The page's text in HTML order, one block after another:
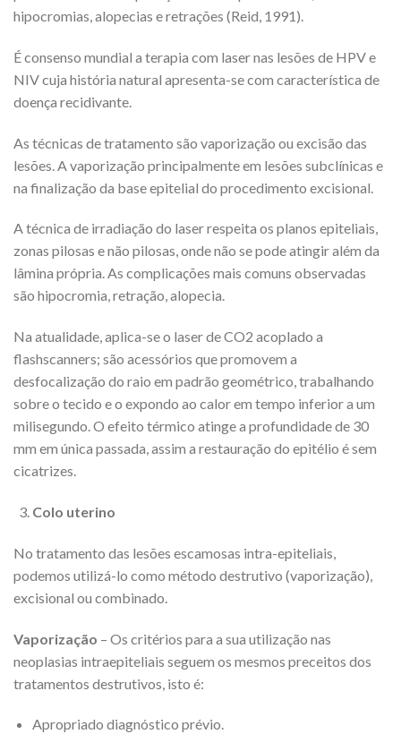
hipocromias, alopecias e retrações (Reid, 1991).
É consenso mundial a terapia com laser nas lesões de HPV e
NIV cuja história natural apresenta-se com característica de
doença recidivante.
As técnicas de tratamento são vaporização ou excisão das
lesões. A vaporização principalmente em lesões subclínicas e
na finalização da base epitelial do procedimento excisional.
A técnica de irradiação do laser respeita os planos epiteliais,
zonas pilosas e não pilosas, onde não se pode atingir além da
lâmina própria. As complicações mais comuns observadas
são hipocromia, retração, alopecia.
Na atualidade, aplica-se o laser de CO2 acoplado a
flashscanners; são acessórios que promovem a
desfocalização do raio em padrão geométrico, trabalhando
sobre o tecido e o expondo ao calor em tempo inferior a um
milisegundo. O efeito térmico atinge a profundidade de 30
mm em única passada, assim a restauração do epitélio é sem
cicatrizes.
Colo uterino
No tratamento das lesões escamosas intra-epiteliais,
podemos utilizá-lo como método destrutivo (vaporização),
excisional ou combinado.
Vaporização – Os critérios para a sua utilização nas
neoplasias intraepiteliais seguem os mesmos preceitos dos
tratamentos destrutivos, isto é:
Apropriado diagnóstico prévio.